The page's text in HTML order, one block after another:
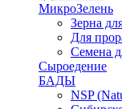
МикроЗелень
Зерна
Для
Семена
Сыроедение
БАДЫ
NSP